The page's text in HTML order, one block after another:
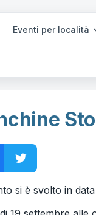
Eventi per località
si è svolto in data